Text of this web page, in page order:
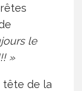
le
»
tête de la